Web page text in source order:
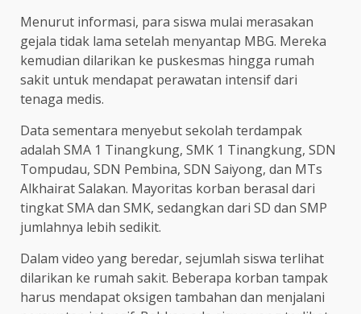
Menurut informasi, para siswa mulai merasakan
gejala tidak lama setelah menyantap MBG. Mereka
kemudian dilarikan ke puskesmas hingga rumah
sakit untuk mendapat perawatan intensif dari
tenaga medis.
Data sementara menyebut sekolah terdampak
adalah SMA 1 Tinangkung, SMK 1 Tinangkung, SDN
Tompudau, SDN Pembina, SDN Saiyong, dan MTs
Alkhairat Salakan. Mayoritas korban berasal dari
tingkat SMA dan SMK, sedangkan dari SD dan SMP
jumlahnya lebih sedikit.
Dalam video yang beredar, sejumlah siswa terlihat
dilarikan ke rumah sakit. Beberapa korban tampak
harus mendapat oksigen tambahan dan menjalani